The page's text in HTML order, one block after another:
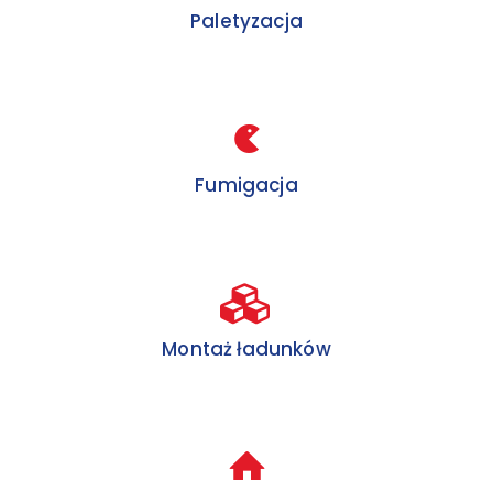
Paletyzacja
Fumigacja
Montaż ładunków